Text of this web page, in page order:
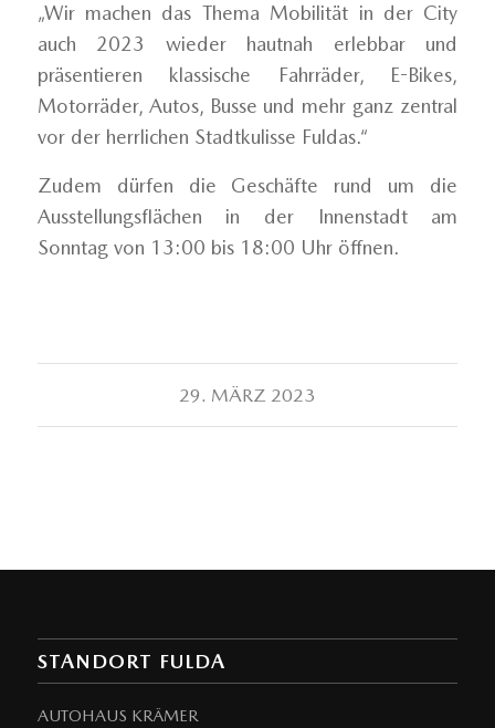
„Wir machen das Thema Mobilität in der City
auch 2023 wieder hautnah erlebbar und
präsentieren klassische Fahrräder, E-Bikes,
Motorräder, Autos, Busse und mehr ganz zentral
vor der herrlichen Stadtkulisse Fuldas.“
Zudem dürfen die Geschäfte rund um die
Ausstellungsflächen in der Innenstadt am
Sonntag von 13:00 bis 18:00 Uhr öffnen.
29. MÄRZ 2023
STANDORT FULDA
AUTOHAUS KRÄMER